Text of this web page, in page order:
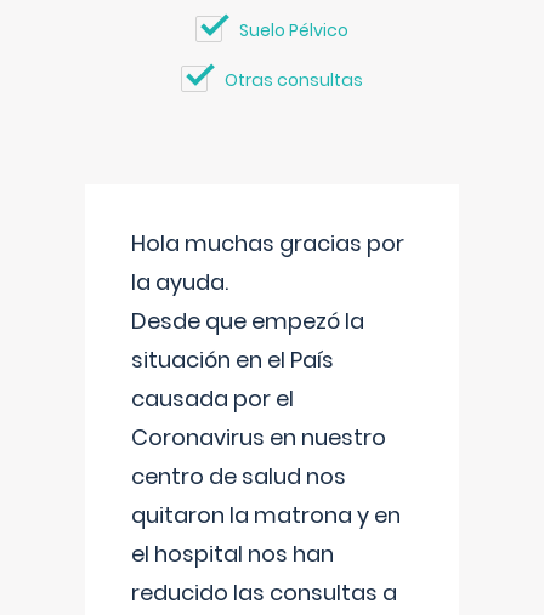
Suelo Pélvico
Otras consultas
Hola muchas gracias por
la ayuda.
Desde que empezó la
situación en el País
causada por el
Coronavirus en nuestro
centro de salud nos
quitaron la matrona y en
el hospital nos han
reducido las consultas a